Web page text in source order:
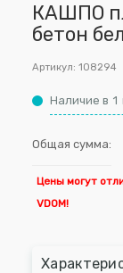
КАШПО
бетон
Артикул: 108294
Наличие в 1
Общая сумма:
Цены могут
VDOM!